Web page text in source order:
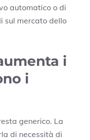
automatico o di
sul mercato dello
i
i
generico. La
di necessità di